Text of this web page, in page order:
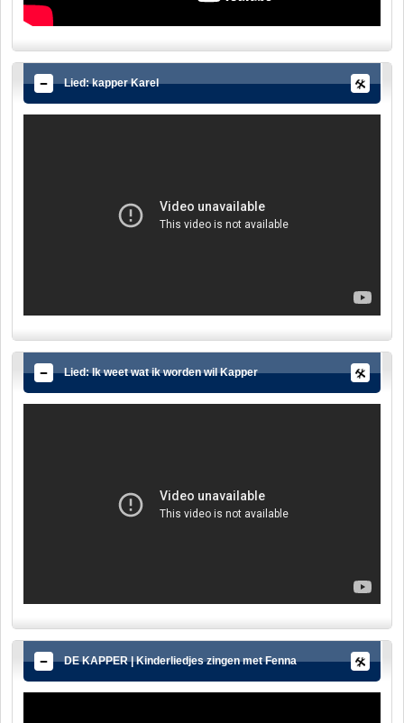
Lied: kapper Karel
Lied: Ik weet wat ik worden wil Kapper
DE KAPPER | Kinderliedjes zingen met Fenna